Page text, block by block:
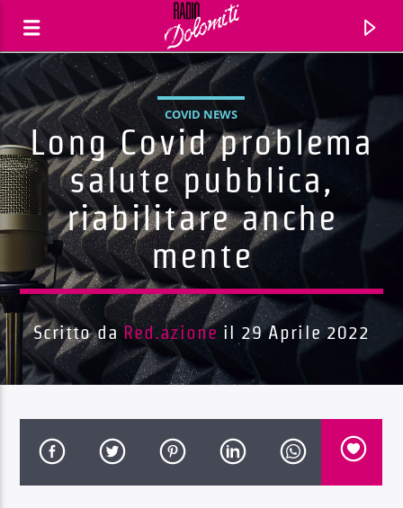
Traccia corrente
Titolo
Artista
COVID NEWS
Long Covid problema
salute pubblica,
riabilitare anche
mente
Scritto da Red.azione il 29 Aprile 2022